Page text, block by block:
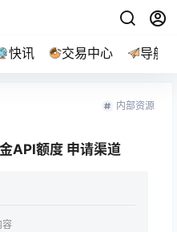
快讯 交易中心 导航
内部资源
API额度 申请渠道
容